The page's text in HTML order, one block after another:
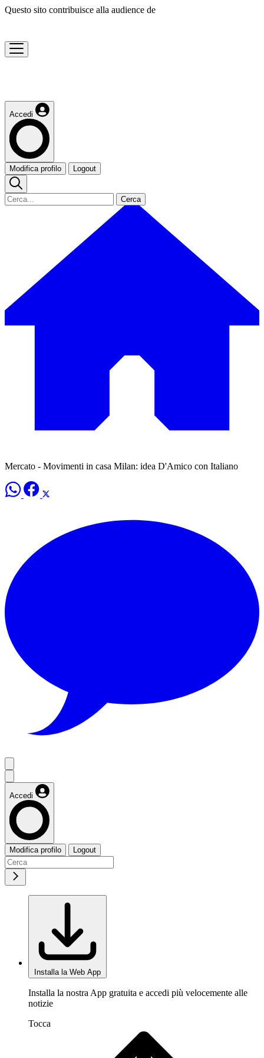
Questo sito contribuisce alla audience de
Accedi
Modifica profilo Logout
Cerca
Mercato - Movimenti in casa Milan: idea D'Amico con Italiano
Accedi
Modifica profilo Logout
Installa la Web App
Installa la nostra App gratuita e accedi più velocemente alle
notizie
Tocca